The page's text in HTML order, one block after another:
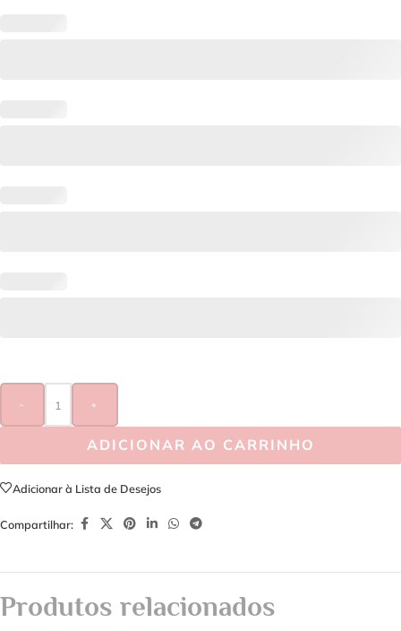
- +
ADICIONAR AO CARRINHO
Adicionar à Lista de Desejos
Compartilhar:
Produtos relacionados